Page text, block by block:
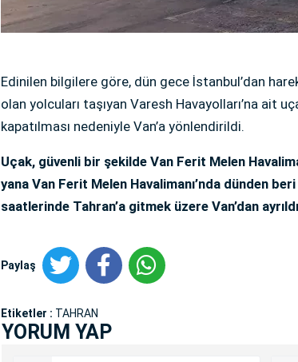
Edinilen bilgilere göre, dün gece İstanbul’dan
olan yolcuları taşıyan Varesh Havayolları’na ait
kapatılması nedeniyle Van’a yönlendirildi.
Uçak, güvenli bir şekilde Van Ferit Melen
yana Van Ferit Melen Havalimanı’nda dünden
saatlerinde Tahran’a gitmek üzere Van’dan
Paylaş
Etiketler : TAHRAN
YORUM YAP